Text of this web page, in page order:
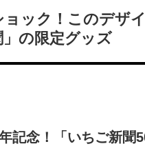
ョック！このデザ
の限定グッズ
記念！「いちご新聞